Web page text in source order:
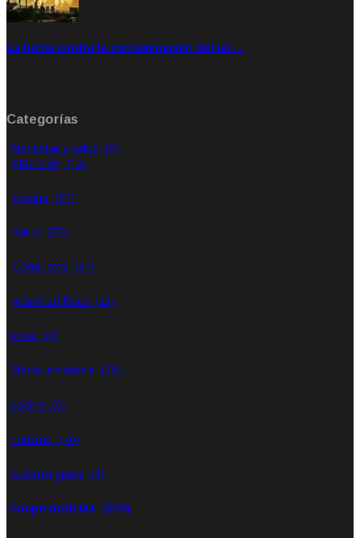
La lucha contra la contaminación del air…
Categorías
Bienestar y salud (0)
Nutrición (12)
Cocina (71)
Salud (72)
Conductas (34)
Actividad física (21)
Video (8)
Medio ambiente (26)
Cocina (0)
Turismo (76)
Nuestra gente (4)
Coope noticias (310)